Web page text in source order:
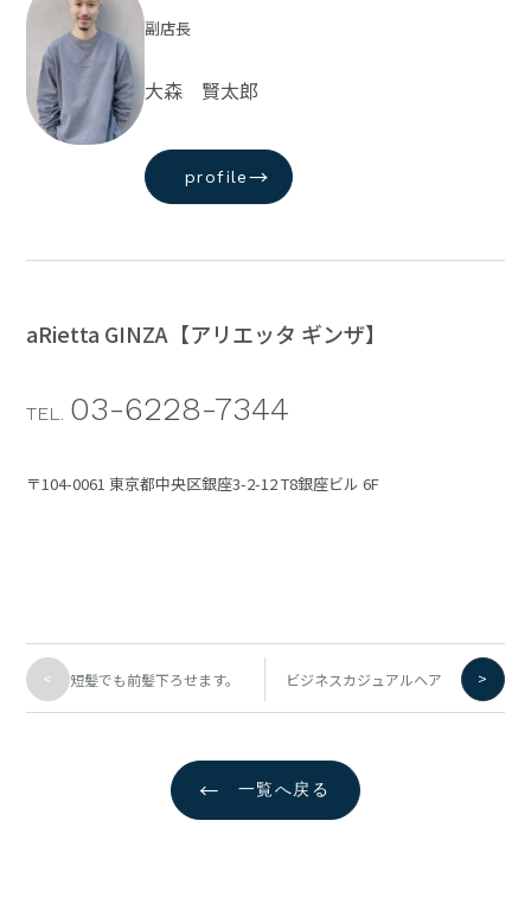
副店長
大森 賢太郎
profile→
aRietta GINZA【アリエッタ ギンザ】
TEL. 03-6228-7344
〒104-0061 東京都中央区銀座3-2-12 T8銀座ビル 6F
< 短髪でも前髪下ろせます。 ビジネスカジュアルヘア >
← 一覧へ戻る